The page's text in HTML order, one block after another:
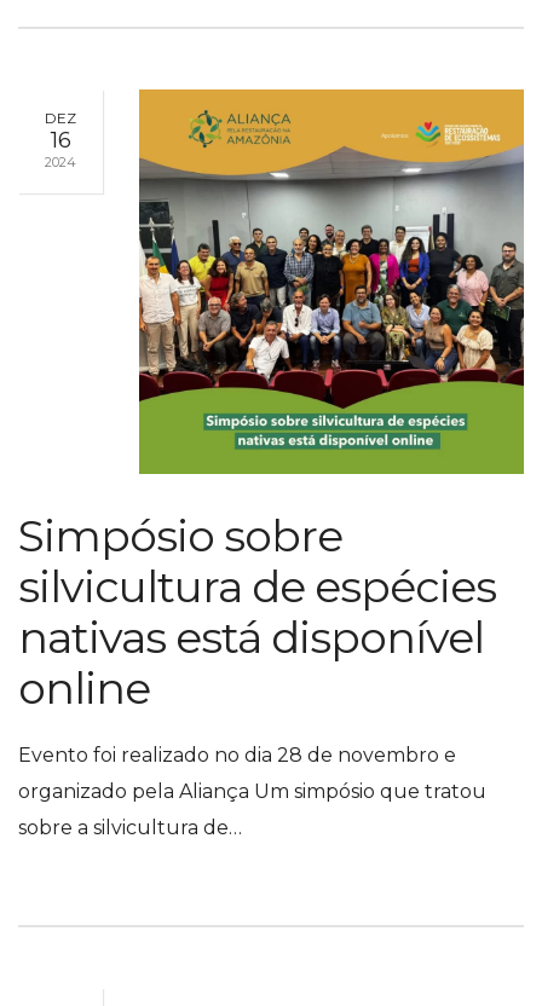
DEZ
16
2024
Simpósio sobre
silvicultura de espécies
nativas está disponível
online
Evento foi realizado no dia 28 de novembro e
organizado pela Aliança Um simpósio que tratou
sobre a silvicultura de…